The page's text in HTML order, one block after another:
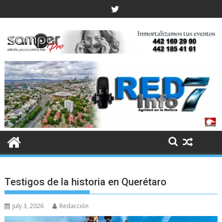
to
Testigos de la historia en Querétaro
July 3, 2026 Redacción